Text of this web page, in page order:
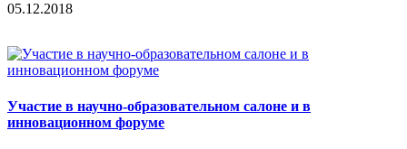
05.12.2018
Участие в научно-образовательном салоне и в
инновационном форуме